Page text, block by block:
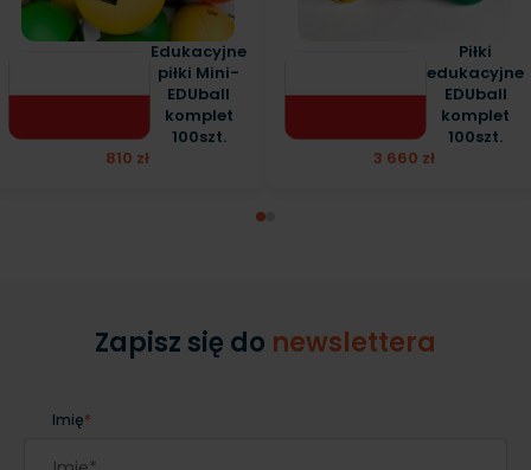
Edukacyjne
piłki Mini-
EDUball
komplet
100szt.
810 zł
Piłki
edukacyjne
EDUball
komplet
100szt.
3 660 zł
Zapisz się do newslettera
Imię*